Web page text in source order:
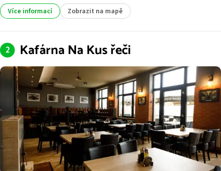
Více informací Zobrazit na mapě
Kafárna Na Kus řeči